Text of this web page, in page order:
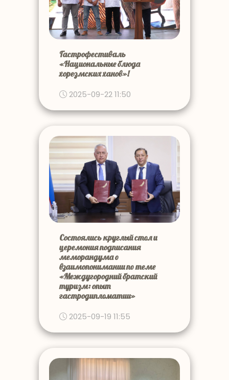
Гастрофестиваль
«Национальные блюда
хорезмских ханов»!
2025-09-22 11:50
Состоялись круглый стол и
церемония подписания
меморандума о
взаимопонимании по теме
«Междугородний братский
туризм: опыт
гастродипломатии»
2025-09-19 11:55